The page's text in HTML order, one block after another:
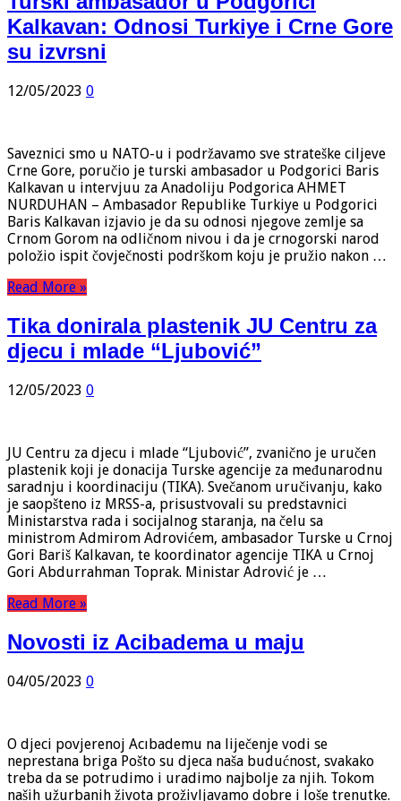
Kalkavan: Odnosi Turkiye i Crne Gore
su izvrsni
12/05/2023 0
Saveznici smo u NATO-u i podržavamo sve strateške ciljeve
Crne Gore, poručio je turski ambasador u Podgorici Baris
Kalkavan u intervjuu za Anadoliju Podgorica AHMET
NURDUHAN – Ambasador Republike Turkiye u Podgorici
Baris Kalkavan izjavio je da su odnosi njegove zemlje sa
Crnom Gorom na odličnom nivou i da je crnogorski narod
položio ispit čovječnosti podrškom koju je pružio nakon …
Read More »
Tika donirala plastenik JU Centru za
djecu i mlade “Ljubović”
12/05/2023 0
JU Centru za djecu i mlade “Ljubović”, zvanično je uručen
plastenik koji je donacija Turske agencije za međunarodnu
saradnju i koordinaciju (TIKA). Svečanom uručivanju, kako
je saopšteno iz MRSS-a, prisustvovali su predstavnici
Ministarstva rada i socijalnog staranja, na čelu sa
ministrom Admirom Adrovićem, ambasador Turske u Crnoj
Gori Bariš Kalkavan, te koordinator agencije TIKA u Crnoj
Gori Abdurrahman Toprak. Ministar Adrović je …
Read More »
Novosti iz Acibadema u maju
04/05/2023 0
O djeci povjerenoj Acıbademu na liječenje vodi se
neprestana briga Pošto su djeca naša budućnost, svakako
treba da se potrudimo i uradimo najbolje za njih. Tokom
naših užurbanih života proživljavamo dobre i loše trenutke.